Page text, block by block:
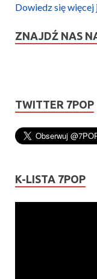
Dowiedz się
ZNAJDŹ NAS
TWITTER 7POP
K-LISTA 7POP